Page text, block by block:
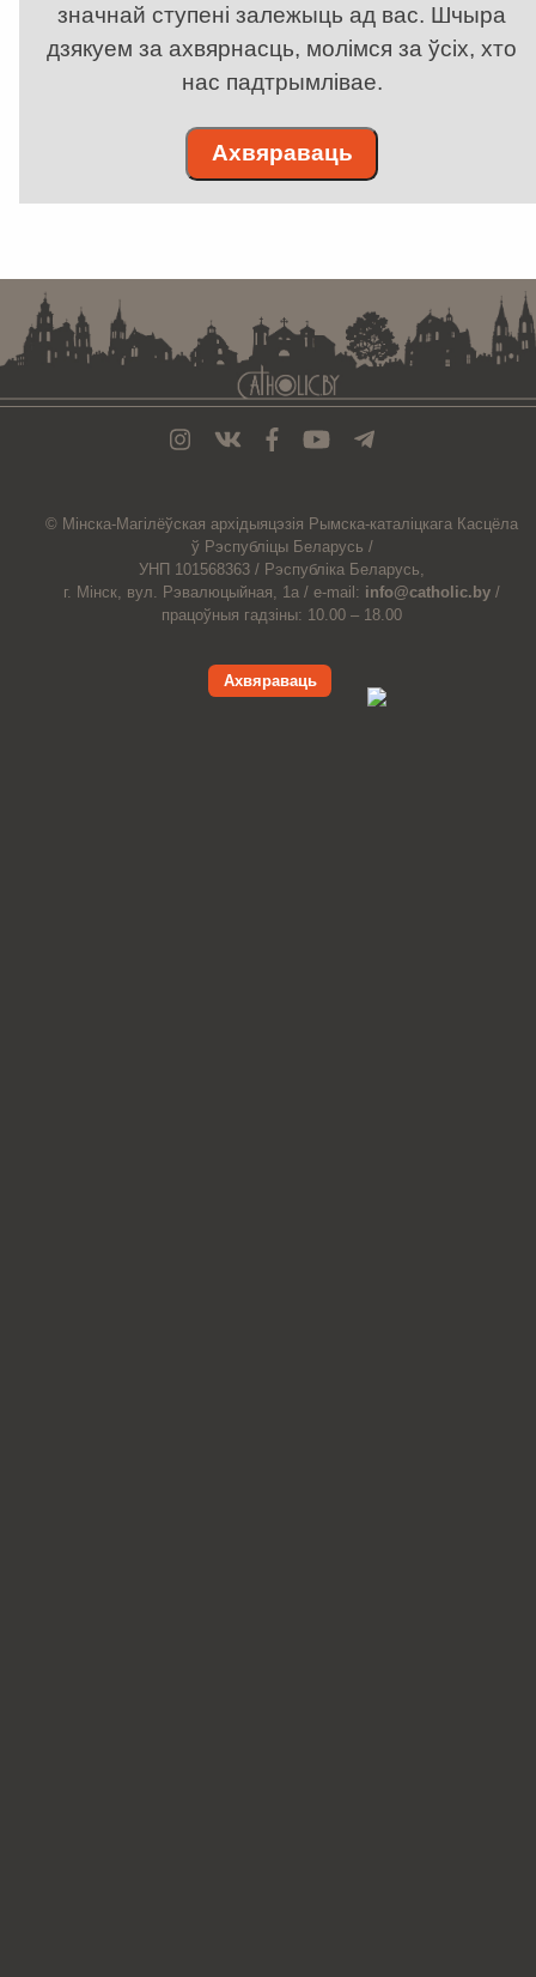
значнай ступені залежыць ад вас. Шчыра
дзякуем за ахвярнасць, молімся за ўсіх, хто
нас падтрымлівае.
Ахвяраваць
© Мiнска-Магiлёўская архiдыяцэзiя Рымска-каталіцкага Касцёла
ў Рэспубліцы Беларусь /
УНП 101568363 / Рэспубліка Беларусь,
г. Мінск, вул. Рэвалюцыйная, 1а / e-mail: info@catholic.by /
працоўныя гадзіны: 10.00 – 18.00
Ахвяраваць